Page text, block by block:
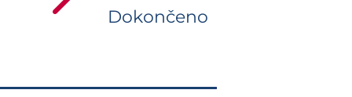
Dokončeno